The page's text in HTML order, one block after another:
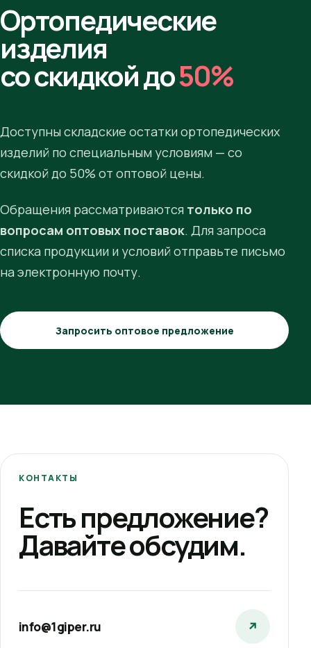
Ортопедические
изделия
со скидкой до50%
Доступны складские остатки ортопедических
изделий по специальным условиям — со
скидкой до 50% от оптовой цены.
Обращения рассматриваются только по
вопросам оптовых поставок. Для запроса
списка продукции и условий отправьте письмо
на электронную почту.
Запросить оптовое предложение
КОНТАКТЫ
Есть предложение?
Давайте обсудим.
info@1giper.ru ↗